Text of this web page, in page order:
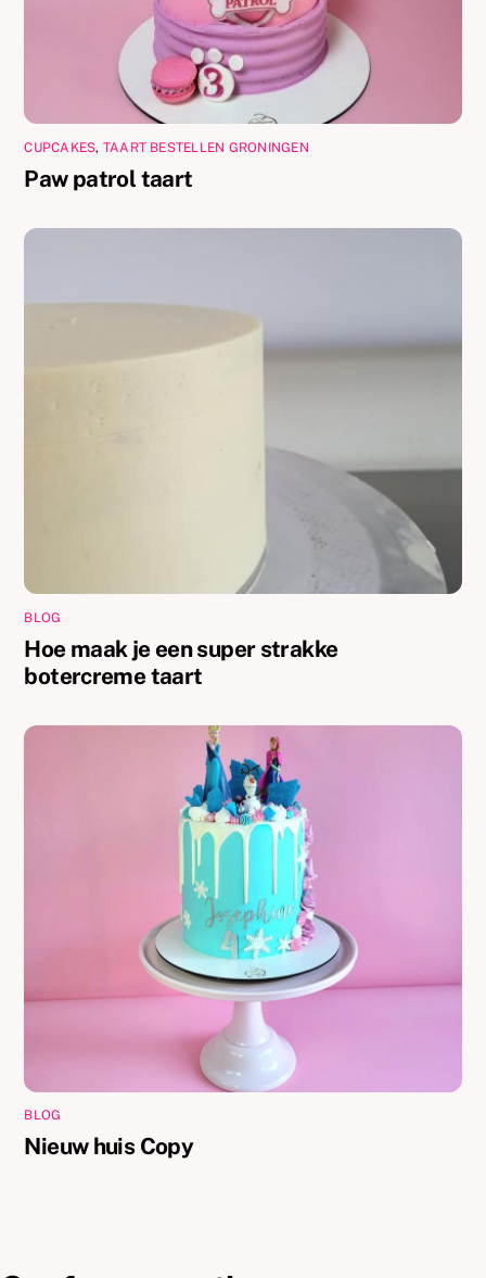
CUPCAKES, TAART BESTELLEN GRONINGEN
Paw patrol taart
BLOG
Hoe maak je een super strakke
botercreme taart
BLOG
Nieuw huis Copy